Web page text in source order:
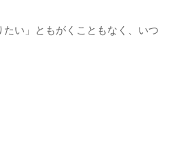
い」ともがくこともなく、いつ